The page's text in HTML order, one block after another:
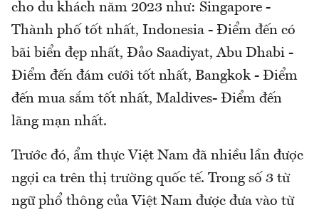
cho du khách năm 2023 như: Singapore -
Thành phố tốt nhất, Indonesia - Điểm đến có
bãi biển đẹp nhất, Đảo Saadiyat, Abu Dhabi -
Điểm đến đám cưới tốt nhất, Bangkok - Điểm
đến mua sắm tốt nhất, Maldives- Điểm đến
lãng mạn nhất.
Trước đó, ẩm thực Việt Nam đã nhiều lần được
ngợi ca trên thị trường quốc tế. Trong số 3 từ
ngữ phổ thông của Việt Nam được đưa vào từ